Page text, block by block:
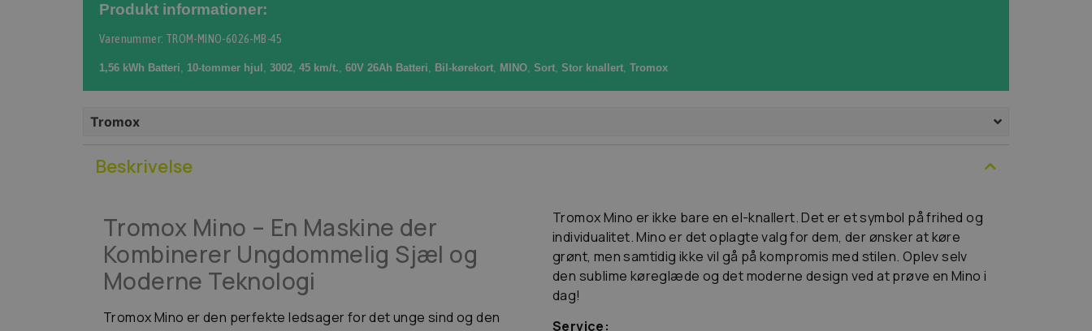
Produkt informationer:
Varenummer: TROM-MINO-6026-MB-45
1,56 kWh Batteri, 10-tommer hjul , 3002, 45 km/t., 60V 26Ah Batteri, Bil-kørekort, MINO, Sort, Stor knallert, Tromox
Tromox
Beskrivelse
Tromox Mino – En Maskine der
Kombinerer Ungdommelig Sjæl og
Moderne Teknologi
Tromox Mino er den perfekte ledsager for det unge sind og den
Tromox Mino er ikke bare en el-knallert. Det er et symbol på frihed og
individualitet. Mino er det oplagte valg for dem, der ønsker at køre
grønt, men samtidig ikke vil gå på kompromis med stilen. Oplev selv
den sublime køreglæde og det moderne design ved at prøve en Mino i
dag!
Service: